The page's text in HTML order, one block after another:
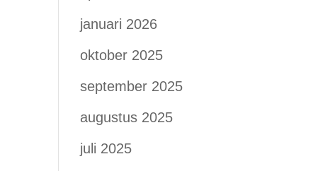
januari 2026
oktober 2025
september 2025
augustus 2025
juli 2025